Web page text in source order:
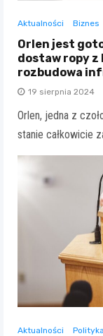
Aktualności Biznes
Orlen jest
dostaw ropy z
rozbudowa
19 sierpnia 2024
Orlen, jedna z
stanie całkowicie
Aktualności Polityka